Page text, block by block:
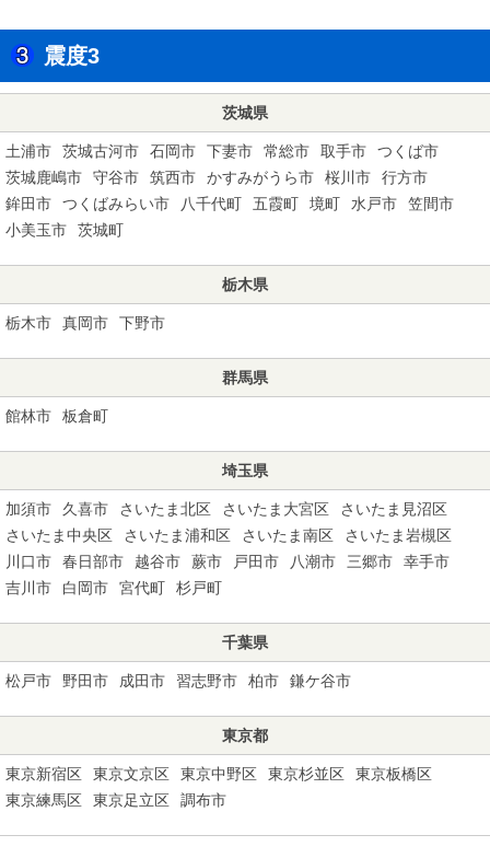
震度3
茨城県
土浦市 茨城古河市 石岡市 下妻市 常総市 取手市
つくば市
茨城鹿嶋市
守谷市 筑西市 かすみがうら市 桜川市
行方市
鉾田市
つくばみらい市 八千代町 五霞町 境町 水戸市
笠間市
小美玉市
茨城町
栃木県
栃木市 真岡市 下野市
群馬県
館林市 板倉町
埼玉県
加須市 久喜市 さいたま北区 さいたま大宮区
さいたま見沼区
さいたま中央区
さいたま浦和区 さいたま南区
さいたま岩槻区
川口市
春日部市 越谷市 蕨市 戸田市 八潮市 三郷市
幸手市
吉川市
白岡市 宮代町 杉戸町
千葉県
松戸市 野田市 成田市 習志野市 柏市 鎌ケ谷市
東京都
東京新宿区 東京文京区 東京中野区 東京杉並区
東京板橋区
東京練馬区
東京足立区 調布市